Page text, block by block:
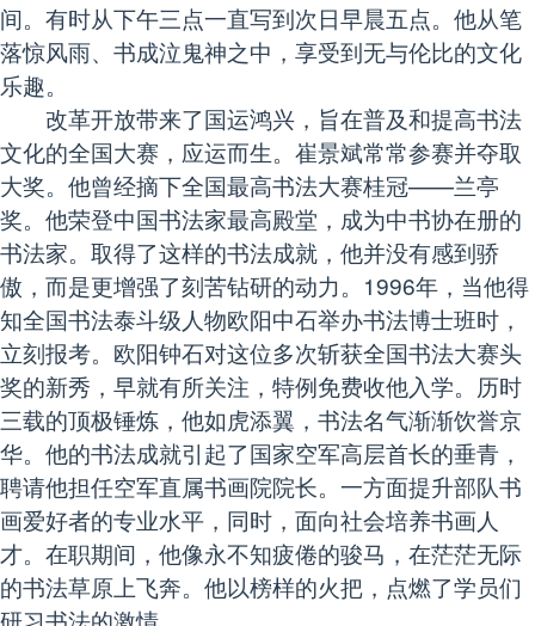
间。有时从下午三点一直写到次日早晨五点。他从笔
落惊风雨、书成泣鬼神之中，享受到无与伦比的文化
乐趣。
改革开放带来了国运鸿兴，旨在普及和提高书法
文化的全国大赛，应运而生。崔景斌常常参赛并夺取
大奖。他曾经摘下全国最高书法大赛桂冠——兰亭
奖。他荣登中国书法家最高殿堂，成为中书协在册的
书法家。取得了这样的书法成就，他并没有感到骄
傲，而是更增强了刻苦钻研的动力。1996年，当他得
知全国书法泰斗级人物欧阳中石举办书法博士班时，
立刻报考。欧阳钟石对这位多次斩获全国书法大赛头
奖的新秀，早就有所关注，特例免费收他入学。历时
三载的顶极锤炼，他如虎添翼，书法名气渐渐饮誉京
华。他的书法成就引起了国家空军高层首长的垂青，
聘请他担任空军直属书画院院长。一方面提升部队书
画爱好者的专业水平，同时，面向社会培养书画人
才。在职期间，他像永不知疲倦的骏马，在茫茫无际
的书法草原上飞奔。他以榜样的火把，点燃了学员们